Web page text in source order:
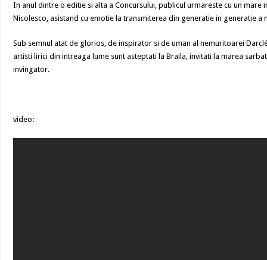
In anul dintre o editie si alta a Concursului, publicul urmareste cu un
Nicolesco, asistand cu emotie la transmiterea din generatie in generatie a
Sub semnul atat de glorios, de inspirator si de uman al nemuritoarei
artisti lirici din intreaga lume sunt asteptati la Braila, invitati la marea
invingator.
video: